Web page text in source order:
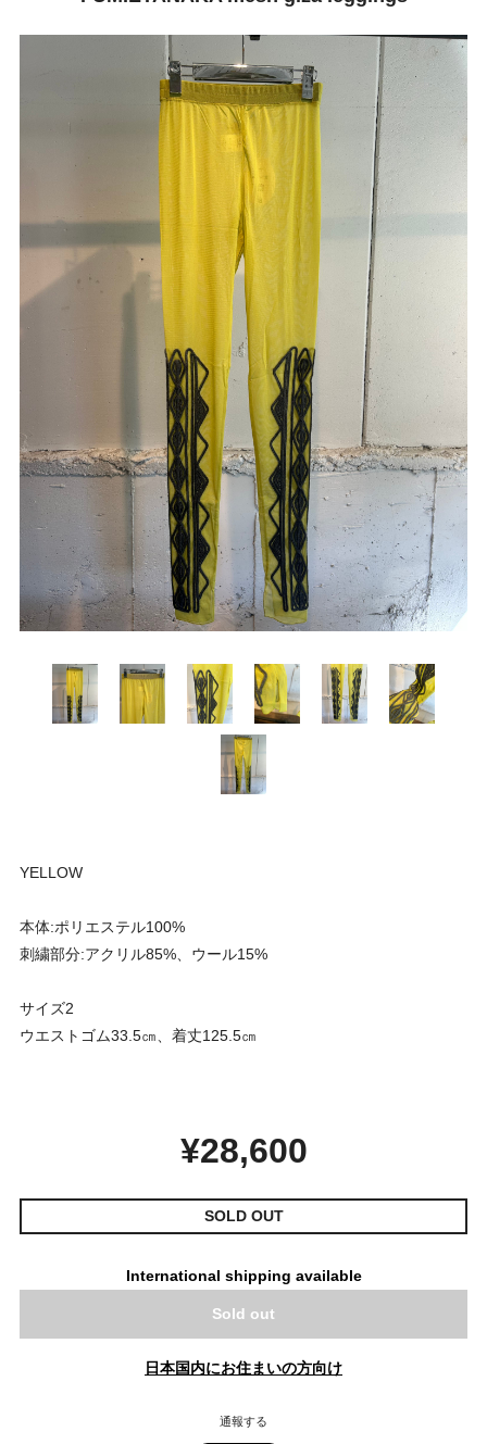
YELLOW
本体:ポリエステル100%
刺繍部分:アクリル85%、ウール15%
サイズ2
ウエストゴム33.5㎝、着丈125.5㎝
¥28,600
SOLD OUT
International shipping available
Sold out
日本国内にお住まいの方向け
通報する